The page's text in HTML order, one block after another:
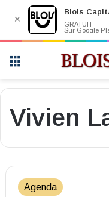
Vivien
Agenda
✕
Blois
GRATUIT
Sur Google